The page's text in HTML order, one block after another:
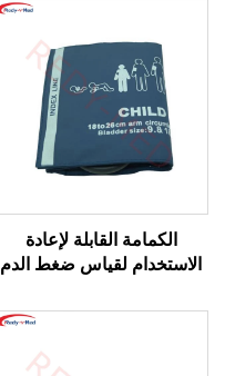
الكمامة القابلة لإعادة
الاستخدام لقياس ضغط الدم
الخاص بالبالغين بقطر ذراع